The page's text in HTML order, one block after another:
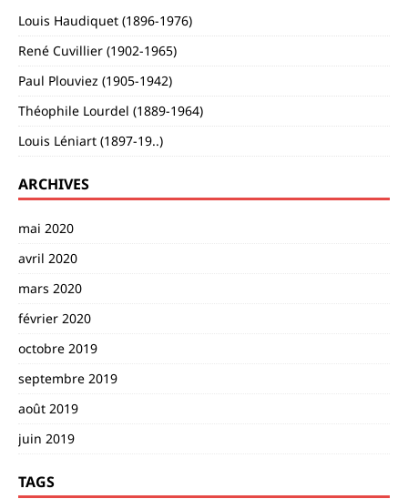
Louis Haudiquet (1896-1976)
René Cuvillier (1902-1965)
Paul Plouviez (1905-1942)
Théophile Lourdel (1889-1964)
Louis Léniart (1897-19..)
ARCHIVES
mai 2020
avril 2020
mars 2020
février 2020
octobre 2019
septembre 2019
août 2019
juin 2019
TAGS